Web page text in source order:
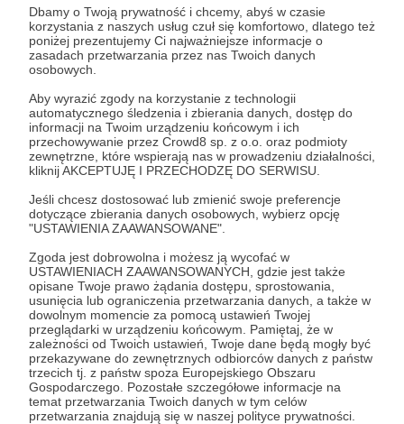
Dbamy o Twoją prywatność i chcemy, abyś w czasie
korzystania z naszych usług czuł się komfortowo, dlatego też
poniżej prezentujemy Ci najważniejsze informacje o
zasadach przetwarzania przez nas Twoich danych
osobowych.
Aby wyrazić zgody na korzystanie z technologii
automatycznego śledzenia i zbierania danych, dostęp do
informacji na Twoim urządzeniu końcowym i ich
przechowywanie przez Crowd8 sp. z o.o. oraz podmioty
zewnętrzne, które wspierają nas w prowadzeniu działalności,
kliknij AKCEPTUJĘ I PRZECHODZĘ DO SERWISU.
Jeśli chcesz dostosować lub zmienić swoje preferencje
dotyczące zbierania danych osobowych, wybierz opcję
"USTAWIENIA ZAAWANSOWANE".
Zgoda jest dobrowolna i możesz ją wycofać w
USTAWIENIACH ZAAWANSOWANYCH, gdzie jest także
opisane Twoje prawo żądania dostępu, sprostowania,
usunięcia lub ograniczenia przetwarzania danych, a także w
dowolnym momencie za pomocą ustawień Twojej
przeglądarki w urządzeniu końcowym. Pamiętaj, że w
zależności od Twoich ustawień, Twoje dane będą mogły być
przekazywane do zewnętrznych odbiorców danych z państw
trzecich tj. z państw spoza Europejskiego Obszaru
Gospodarczego. Pozostałe szczegółowe informacje na
temat przetwarzania Twoich danych w tym celów
przetwarzania znajdują się w naszej polityce prywatności.
jest po przekazaniu podpisanego formularza "Zgodna na
założenie konta przez osobę niepełnoletnią", formularz
dostępny jest na stronie regulaminu Patronite.pl.
* Zapoznałem się i akceptujęRegulaminserwisu oraz
Prywatności.
* Wyrażam zgodę na przetwarzanie moich danych
osobowych podanych w formularzu rejestracyjnym w celu
prawidłowego świadczenia usług serwisu Patronite.
Wyrażam zgodę na otrzymywanie drogą elektroniczną
informacji handlowych - newslettera. Opcja ta może zostać
zmieniona w ustawieniach konta.